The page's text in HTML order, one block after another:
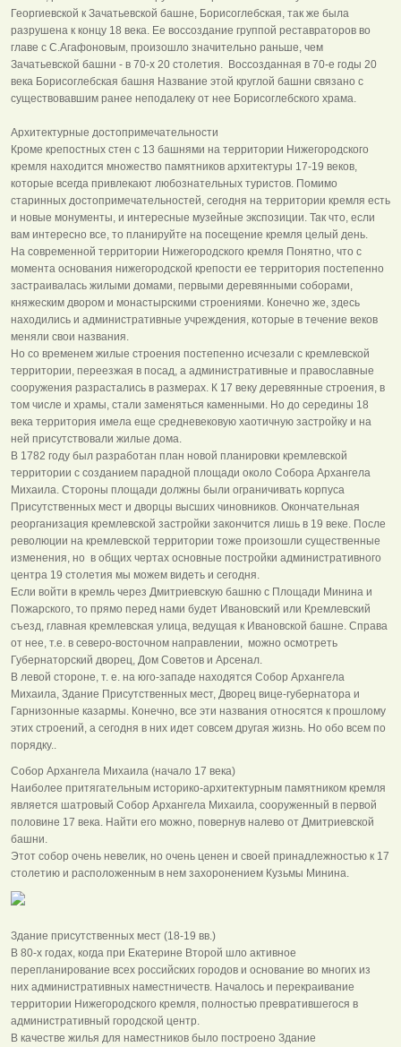
Георгиевской к Зачатьевской башне, Борисоглебская, так же была
разрушена к концу 18 века. Ее воссоздание группой реставраторов во
главе с С.Агафоновым, произошло значительно раньше, чем
Зачатьевской башни - в 70-х 20 столетия. Воссозданная в 70-е годы 20
века Борисоглебская башня Название этой круглой башни связано с
существовавшим ранее неподалеку от нее Борисоглебского храма.
Архитектурные достопримечательности
Кроме крепостных стен с 13 башнями на территории Нижегородского
кремля находится множество памятников архитектуры 17-19 веков,
которые всегда привлекают любознательных туристов. Помимо
старинных достопримечательностей, сегодня на территории кремля есть
и новые монументы, и интересные музейные экспозиции. Так что, если
вам интересно все, то планируйте на посещение кремля целый день.
На современной территории Нижегородского кремля Понятно, что с
момента основания нижегородской крепости ее территория постепенно
застраивалась жилыми домами, первыми деревянными соборами,
княжеским двором и монастырскими строениями. Конечно же, здесь
находились и административные учреждения, которые в течение веков
меняли свои названия.
Но со временем жилые строения постепенно исчезали с кремлевской
территории, переезжая в посад, а административные и православные
сооружения разрастались в размерах. К 17 веку деревянные строения, в
том числе и храмы, стали заменяться каменными. Но до середины 18
века территория имела еще средневековую хаотичную застройку и на
ней присутствовали жилые дома.
В 1782 году был разработан план новой планировки кремлевской
территории с созданием парадной площади около Собора Архангела
Михаила. Стороны площади должны были ограничивать корпуса
Присутственных мест и дворцы высших чиновников. Окончательная
реорганизация кремлевской застройки закончится лишь в 19 веке. После
революции на кремлевской территории тоже произошли существенные
изменения, но в общих чертах основные постройки административного
центра 19 столетия мы можем видеть и сегодня.
Если войти в кремль через Дмитриевскую башню с Площади Минина и
Пожарского, то прямо перед нами будет Ивановский или Кремлевский
съезд, главная кремлевская улица, ведущая к Ивановской башне. Справа
от нее, т.е. в северо-восточном направлении, можно осмотреть
Губернаторский дворец, Дом Советов и Арсенал.
В левой стороне, т. е. на юго-западе находятся Собор Архангела
Михаила, Здание Присутственных мест, Дворец вице-губернатора и
Гарнизонные казармы. Конечно, все эти названия относятся к прошлому
этих строений, а сегодня в них идет совсем другая жизнь. Но обо всем по
порядку..
Собор Архангела Михаила (начало 17 века)
Наиболее притягательным историко-архитектурным памятником кремля
является шатровый Собор Архангела Михаила, сооруженный в первой
половине 17 века. Найти его можно, повернув налево от Дмитриевской
башни.
Этот собор очень невелик, но очень ценен и своей принадлежностью к 17
столетию и расположенным в нем захоронением Кузьмы Минина.
Здание присутственных мест (18-19 вв.)
В 80-х годах, когда при Екатерине Второй шло активное
перепланирование всех российских городов и основание во многих из
них административных наместничеств. Началось и перекраивание
территории Нижегородского кремля, полностью превратившегося в
административный городской центр.
В качестве жилья для наместников было построено Здание